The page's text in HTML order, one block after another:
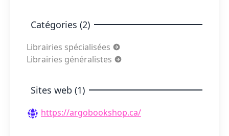
Catégories (2)
Librairies spécialisées
Librairies généralistes
Sites web (1)
https://argobookshop.ca/